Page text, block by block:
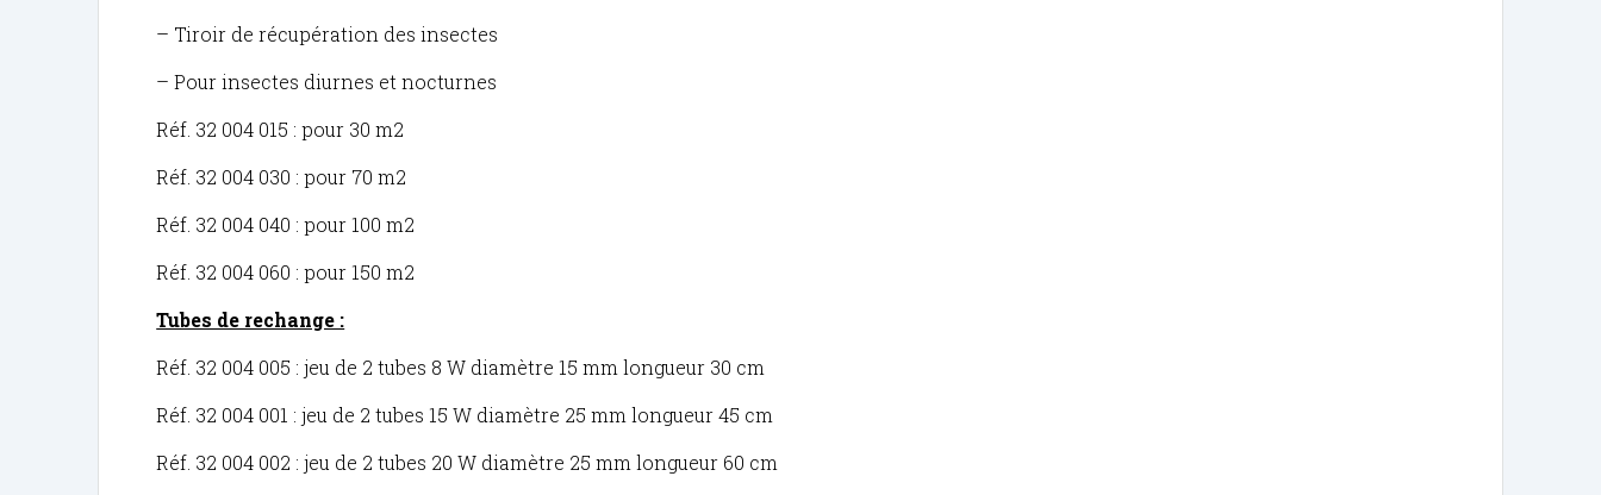
– Tiroir de récupération des insectes
– Pour insectes diurnes et nocturnes
Réf. 32 004 015 : pour 30 m2
Réf. 32 004 030 : pour 70 m2
Réf. 32 004 040 : pour 100 m2
Réf. 32 004 060 : pour 150 m2
Tubes de rechange :
Réf. 32 004 005 : jeu de 2 tubes 8 W diamètre 15 mm longueur 30 cm
Réf. 32 004 001 : jeu de 2 tubes 15 W diamètre 25 mm longueur 45 cm
Réf. 32 004 002 : jeu de 2 tubes 20 W diamètre 25 mm longueur 60 cm